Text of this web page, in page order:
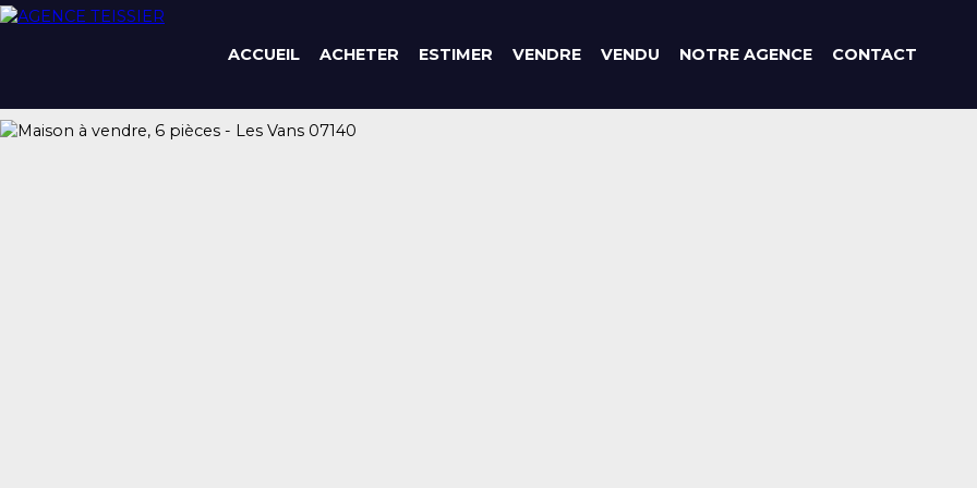
ACCUEIL ACHETER ESTIMER VENDRE VENDU NOTRE AGENCE CONTACT